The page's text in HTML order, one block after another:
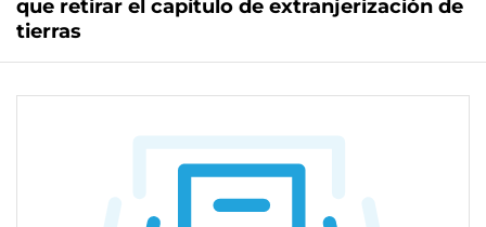
que retirar el capítulo de extranjerización de
tierras